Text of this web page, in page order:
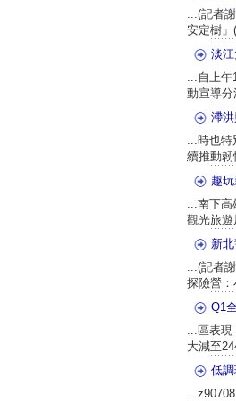
...(記者
安定樹
淡
...自上午
動宣導
滯
...時也特
續推動
趣
...南下高
觀光旅
新
...(記者
探險營
Q1
...區表現
大減至
低